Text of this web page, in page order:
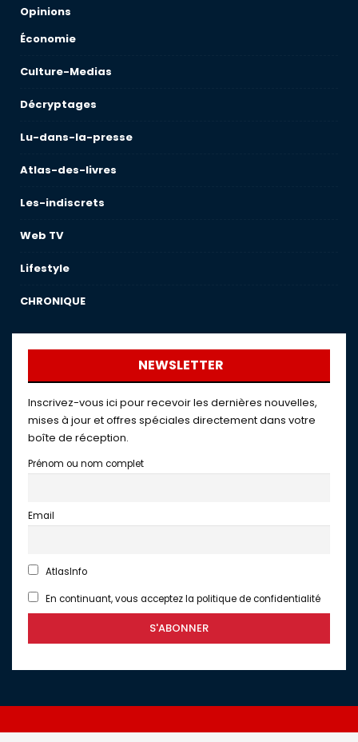
Opinions
Économie
Culture-Medias
Décryptages
Lu-dans-la-presse
Atlas-des-livres
Les-indiscrets
Web TV
Lifestyle
CHRONIQUE
NEWSLETTER
Inscrivez-vous ici pour recevoir les dernières nouvelles,
mises à jour et offres spéciales directement dans votre
boîte de réception.
Prénom ou nom complet
Email
AtlasInfo
En continuant, vous acceptez la politique de confidentialité